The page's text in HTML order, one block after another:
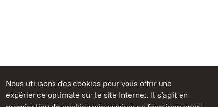
Nous utilisons des cookies pour vous offrir une
expérience optimale sur le site Internet. Il s’agit en
Châteaux et jardins publics du Bade-Wurtemberg